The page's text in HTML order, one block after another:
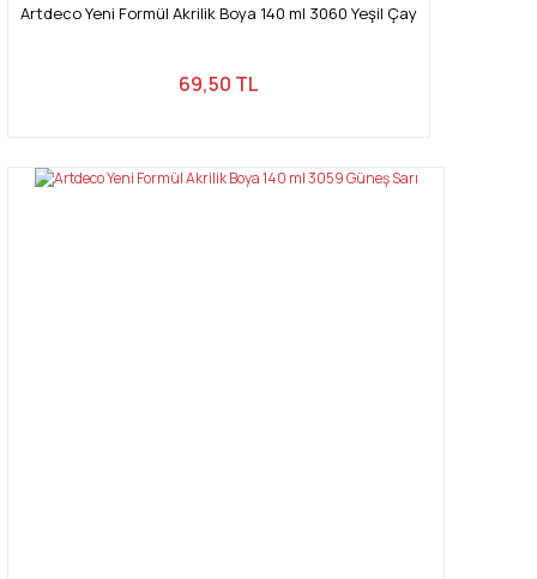
Artdeco Yeni Formül Akrilik Boya 140 ml 3060 Yeşil Çay
69,50 TL